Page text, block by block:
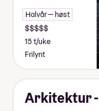
Halvår — høst
15 t/uke
Frilynt
Arkitektur